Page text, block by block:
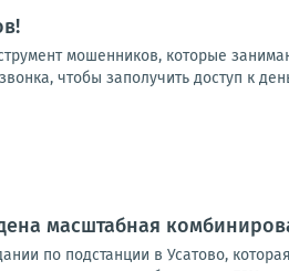
мошенников, которые
чтобы заполучить доступ к
масштабная
по подстанции в Усатово,